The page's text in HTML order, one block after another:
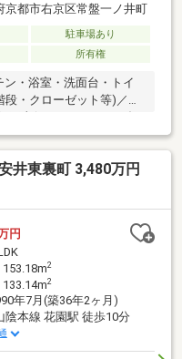
京都市右京区常盤一ノ井町
駐車場あり
所有権
・浴室・洗面台・トイ
・クローゼット等)／フ
工事(インターホン・ダウ
ハウスクリーニング 等●
前道約6.2m●買物便利南
が良く風も通る立地．そ
も良いですし、浴室暖房
ョップ・家電量販店が
！
井東裏町 3,480万円
円
153.18m2
133.14m2
年7月(築36年2ヶ月)
陰本線 花園駅 徒歩10分